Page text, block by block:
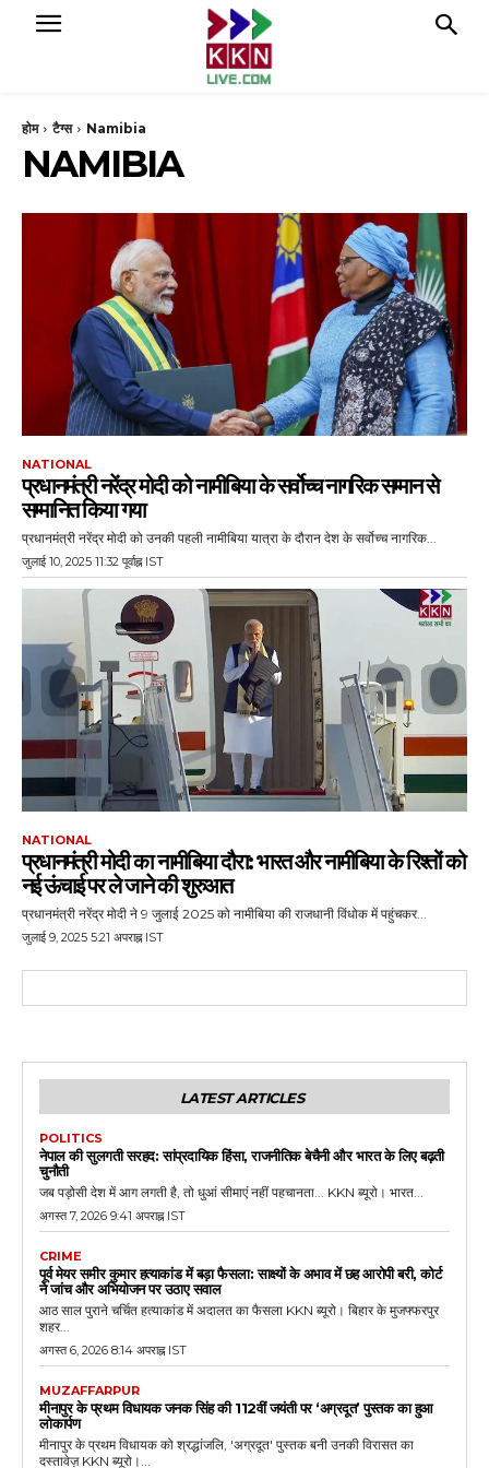
होम टैग्स Namibia
NAMIBIA
NATIONAL
प्रधानमंत्री नरेंद्र मोदी को नामीबिया के सर्वोच्च नागरिक सम्मान से
सम्मानित किया गया
प्रधानमंत्री नरेंद्र मोदी को उनकी पहली नामीबिया यात्रा के दौरान देश के सर्वोच्च नागरिक...
जुलाई 10, 2025 11:32 पूर्वाह्न IST
NATIONAL
प्रधानमंत्री मोदी का नामीबिया दौरा: भारत और नामीबिया के रिश्तों को
नई ऊंचाई पर ले जाने की शुरुआत
प्रधानमंत्री नरेंद्र मोदी ने 9 जुलाई 2025 को नामीबिया की राजधानी विंधोक में पहुंचकर...
जुलाई 9, 2025 5:21 अपराह्न IST
LATEST ARTICLES
POLITICS
नेपाल की सुलगती सरहद: सांप्रदायिक हिंसा, राजनीतिक बेचैनी और भारत के लिए बढ़ती
चुनौती
जब पड़ोसी देश में आग लगती है, तो धुआं सीमाएं नहीं पहचानता... KKN ब्यूरो। भारत...
अगस्त 7, 2026 9:41 अपराह्न IST
CRIME
पूर्व मेयर समीर कुमार हत्याकांड में बड़ा फैसला: साक्ष्यों के अभाव में छह आरोपी बरी, कोर्ट
ने जांच और अभियोजन पर उठाए सवाल
आठ साल पुराने चर्चित हत्याकांड में अदालत का फैसला KKN ब्यूरो। बिहार के मुजफ्फरपुर
शहर...
अगस्त 6, 2026 8:14 अपराह्न IST
MUZAFFARPUR
मीनापुर के प्रथम विधायक जनक सिंह की 112वीं जयंती पर ‘अग्रदूत’ पुस्तक का हुआ
लोकार्पण
मीनापुर के प्रथम विधायक को श्रद्धांजलि, 'अग्रदूत' पुस्तक बनी उनकी विरासत का
दस्तावेज़ KKN ब्यूरो।...